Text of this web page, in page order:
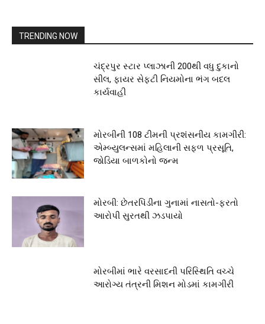
TRENDING NOW
ચંદ્રપુર સ્ટાર પ્લાઝાની 200થી વધુ દુકાનો
સીલ, ફાયર સેફ્ટી નિયમોના ભંગ બદલ
કાર્યવાહી
મોરબીની 108 ટીમની પ્રશંસનીય કામગીરી:
એમ્બ્યુલન્સમાં મહિલાની સફળ પ્રસૂતિ,
જોડિયા બાળકોનો જન્મ
મોરબી: છેતરપિંડીના ગુનામાં નાસતો-ફરતો
આરોપી સુરતથી ઝડપાયો
મોરબીમાં ભારે વરસાદની પરિસ્થિતિ વચ્ચે
આરોગ્ય તંત્રની મિશન મોડમાં કામગીરી